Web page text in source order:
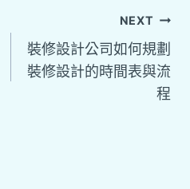
NEXT
裝修設計公司如何規劃
裝修設計的時間表與流
程